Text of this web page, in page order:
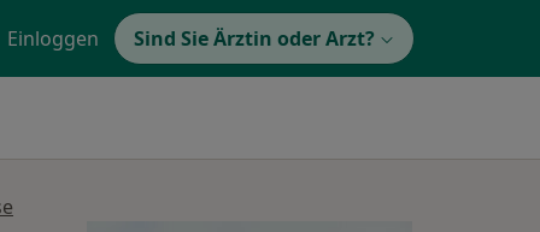
Einloggen Sind Sie Ärztin oder Arzt?